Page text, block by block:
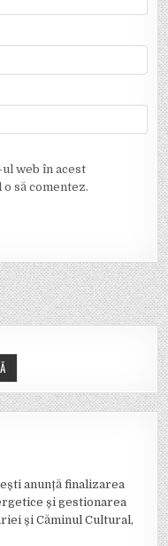
web în acest
să comentez.
anunță finalizarea
și gestionarea
și Căminul Cultural,